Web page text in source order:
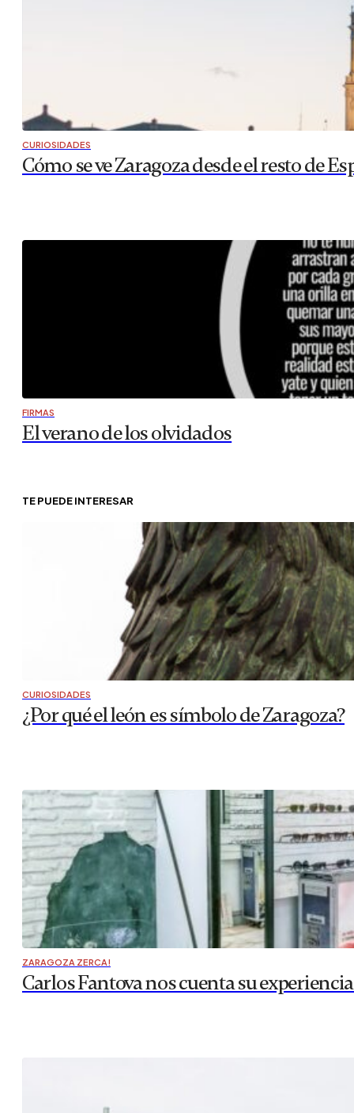
CURIOSIDADES
Cómo se ve Zaragoza desde el resto de
FIRMAS
El verano de los olvidados
TE PUEDE INTERESAR
CURIOSIDADES
¿Por qué el león es símbolo de Zaragoza?
ZARAGOZA ZERCA!
Carlos Fantova nos cuenta su